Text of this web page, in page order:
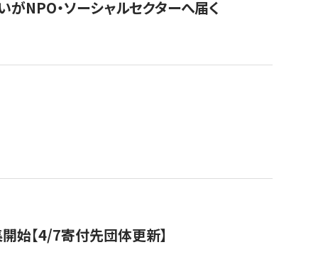
NPO・ソーシャルセクターへ届く
始【4/7寄付先団体更新】